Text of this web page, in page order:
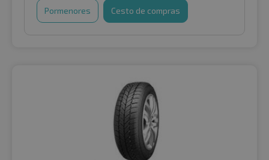
Pormenores Cesto de compras